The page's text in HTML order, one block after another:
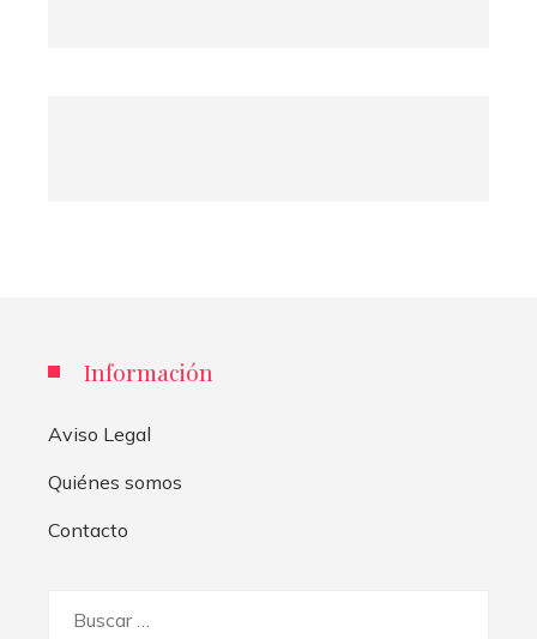
Información
Aviso Legal
Quiénes somos
Contacto